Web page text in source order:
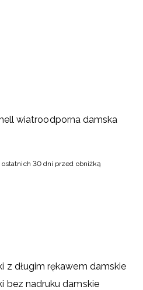
wiatroodporna damska
ostatnich 30 dni przed obniżką
z długim rękawem damskie
bez nadruku damskie